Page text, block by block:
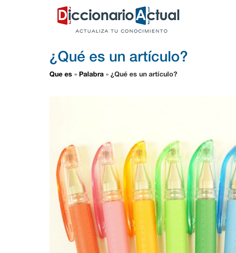
¿Qué es un artículo?
Que es » Palabra » ¿Qué es un artículo?